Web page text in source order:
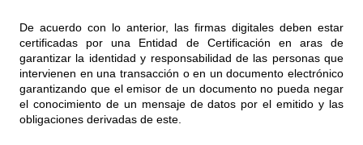
De acuerdo con lo anterior, las firmas digitales deben estar
certificadas por una Entidad de Certificación en aras de
garantizar la identidad y responsabilidad de las personas que
intervienen en una transacción o en un documento electrónico
garantizando que el emisor de un documento no pueda negar
el conocimiento de un mensaje de datos por el emitido y las
obligaciones derivadas de este.